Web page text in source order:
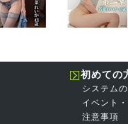
初めての
システム
イベント
注意事項